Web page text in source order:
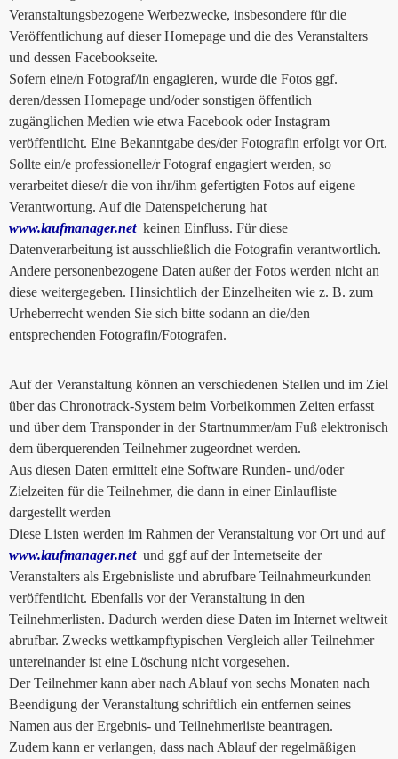
Veranstaltungsbezogene Werbezwecke, insbesondere für die
Veröffentlichung auf dieser Homepage und die des Veranstalters
und dessen Facebookseite.
Sofern eine/n Fotograf/in engagieren, wurde die Fotos ggf.
deren/dessen Homepage und/oder sonstigen öffentlich
zugänglichen Medien wie etwa Facebook oder Instagram
veröffentlicht. Eine Bekanntgabe des/der Fotografin erfolgt vor Ort.
Sollte ein/e professionelle/r Fotograf engagiert werden, so
verarbeitet diese/r die von ihr/ihm gefertigten Fotos auf eigene
Verantwortung. Auf die Datenspeicherung hat
www.laufmanager.netkeinen Einfluss. Für diese
Datenverarbeitung ist ausschließlich die Fotografin verantwortlich.
Andere personenbezogene Daten außer der Fotos werden nicht an
diese weitergegeben. Hinsichtlich der Einzelheiten wie z. B. zum
Urheberrecht wenden Sie sich bitte sodann an die/den
entsprechenden Fotografin/Fotografen.
Auf der Veranstaltung können an verschiedenen Stellen und im Ziel
über das Chronotrack-System beim Vorbeikommen Zeiten erfasst
und über dem Transponder in der Startnummer/am Fuß elektronisch
dem überquerenden Teilnehmer zugeordnet werden.
Aus diesen Daten ermittelt eine Software Runden- und/oder
Zielzeiten für die Teilnehmer, die dann in einer Einlaufliste
dargestellt werden
Diese Listen werden im Rahmen der Veranstaltung vor Ort und auf
www.laufmanager.netund ggf auf der Internetseite der
Veranstalters als Ergebnisliste und abrufbare Teilnahmeurkunden
veröffentlicht. Ebenfalls vor der Veranstaltung in den
Teilnehmerlisten. Dadurch werden diese Daten im Internet weltweit
abrufbar. Zwecks wettkampftypischen Vergleich aller Teilnehmer
untereinander ist eine Löschung nicht vorgesehen.
Der Teilnehmer kann aber nach Ablauf von sechs Monaten nach
Beendigung der Veranstaltung schriftlich ein entfernen seines
Namen aus der Ergebnis- und Teilnehmerliste beantragen.
Zudem kann er verlangen, dass nach Ablauf der regelmäßigen